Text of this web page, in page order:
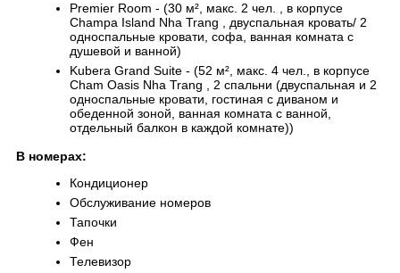
Premier Room - (30 м², макс. 2 чел. , в корпусе
Champa Island Nha Trang , двуспальная кровать/ 2
односпальные кровати, софа, ванная комната с
душевой и ванной)
Kubera Grand Suite - (52 м², макс. 4 чел., в корпусе
Cham Oasis Nha Trang , 2 спальни (двуспальная и 2
односпальные кровати, гостиная с диваном и
обеденной зоной, ванная комната с ванной,
отдельный балкон в каждой комнате))
В номерах:
Кондиционер
Обслуживание номеров
Тапочки
Фен
Телевизор